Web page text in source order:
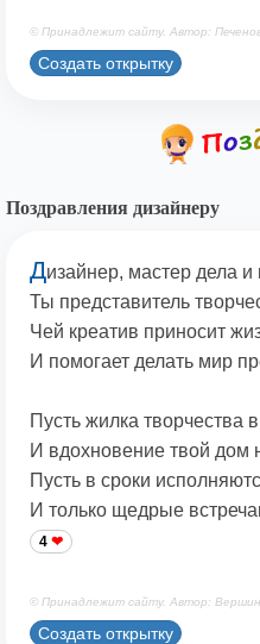
© Принадлежит сайту. Автор:
Создать открытку
Поздравления дизайнеру
Дизайнер, мастер дела и
Ты представитель
Чей креатив приносит
И помогает делать мир
Пусть жилка творчества
И вдохновение твой дом
Пусть в сроки
И только щедрые
4
© Принадлежит сайту. Автор:
Создать открытку